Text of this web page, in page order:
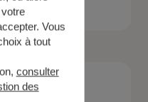
Vous
à tout
consulter
des